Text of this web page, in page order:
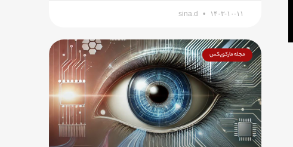
sina.d ۱۴۰۳-۱۰-۱۱
مجله مارکوپکس